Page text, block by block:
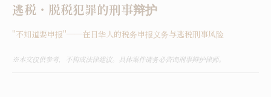
逃税・脱税犯罪的刑事辩护
"不知道要申报"——在日华人的税务申报义务与逃税刑事风险
※ 本文仅供参考，不构成法律建议。具体案件请务必咨询刑事辩护律师。